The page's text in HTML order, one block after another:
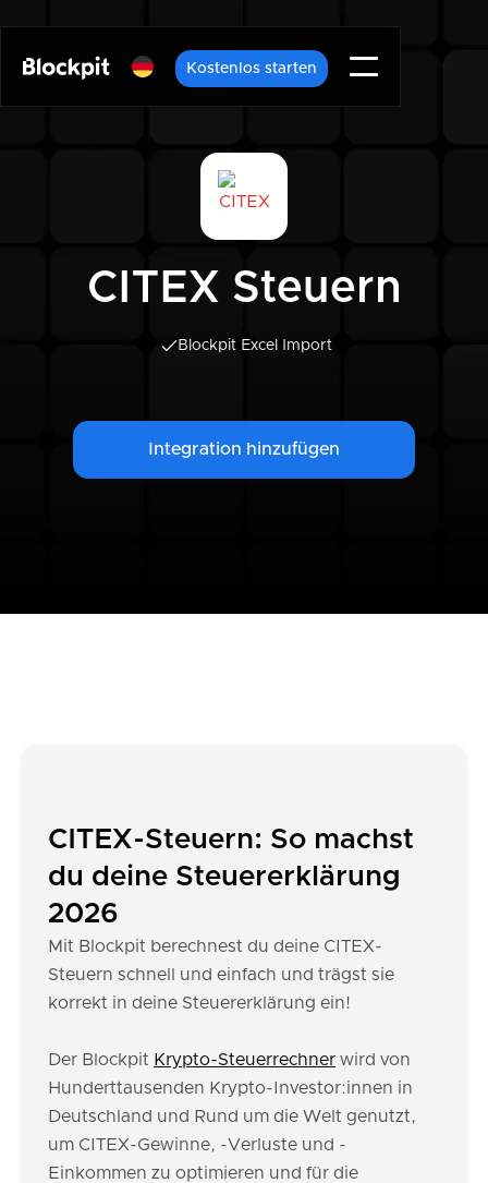
Kostenlos starten
CITEX Steuern
Blockpit Excel Import
Integration hinzufügen
CITEX-Steuern: So machst
du deine Steuererklärung
2026
Mit Blockpit berechnest du deine CITEX-
Steuern schnell und einfach und trägst sie
korrekt in deine Steuererklärung ein!
Der Blockpit Krypto-Steuerrechner wird von
Hunderttausenden Krypto-Investor:innen in
Deutschland und Rund um die Welt genutzt,
um CITEX-Gewinne, -Verluste und -
Einkommen zu optimieren und für die